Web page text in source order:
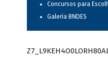
Concursos para
Galeria BNDES